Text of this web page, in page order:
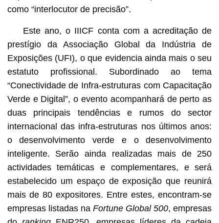
como “interlocutor de precisão”.
Este ano, o IIICF conta com a acreditação de
prestígio da Associação Global da Indústria de
Exposições (UFI), o que evidencia ainda mais o seu
estatuto profissional. Subordinado ao tema
“Conectividade de Infra-estruturas com Capacitação
Verde e Digital”, o evento acompanhará de perto as
duas principais tendências e rumos do sector
internacional das infra-estruturas nos últimos anos:
o desenvolvimento verde e o desenvolvimento
inteligente. Serão ainda realizadas mais de 250
actividades temáticas e complementares, e será
estabelecido um espaço de exposição que reunirá
mais de 80 expositores. Entre estes, encontram-se
empresas listadas na Fortune Global 500, empresas